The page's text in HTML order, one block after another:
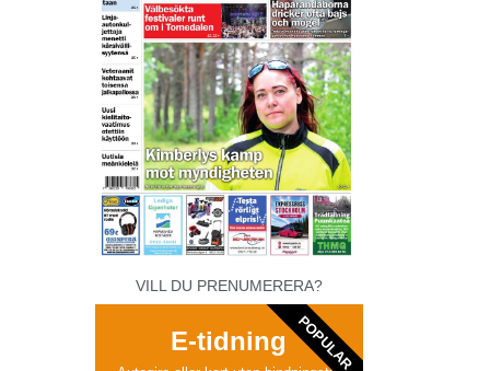
VILL DU PRENUMERERA?
E-tidning POPULAR